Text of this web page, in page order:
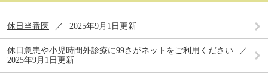
休日当番医 2025年9月1日更新
休日急患や小児時間外診療に99さがネットをご利用ください
2025年9月1日更新